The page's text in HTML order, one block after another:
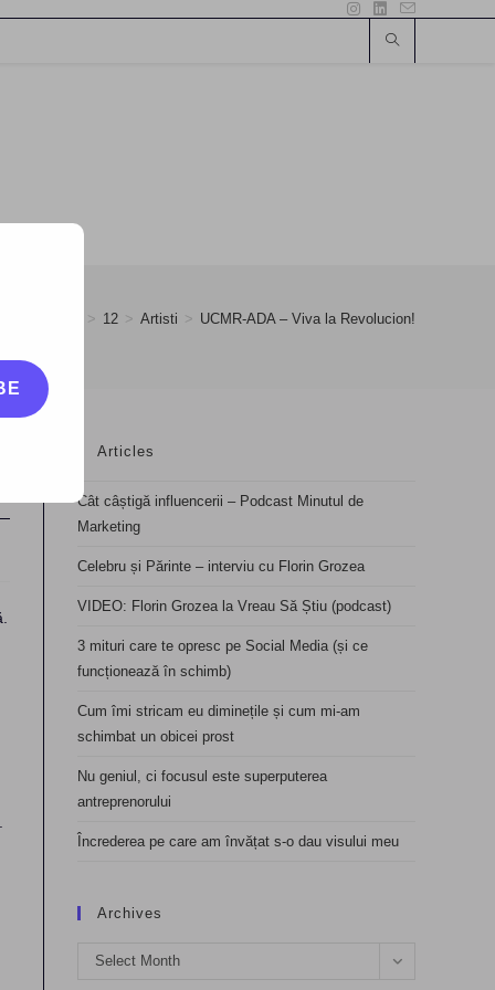
> 12 > Artisti > UCMR-ADA – Viva la Revolucion!
Articles
Cât câștigă influencerii – Podcast Minutul de
Marketing
Celebru și Părinte – interviu cu Florin Grozea
VIDEO: Florin Grozea la Vreau Să Știu (podcast)
3 mituri care te opresc pe Social Media (și ce
funcționează în schimb)
Cum îmi stricam eu diminețile și cum mi-am
schimbat un obicei prost
Nu geniul, ci focusul este superputerea
antreprenorului
Încrederea pe care am învățat s-o dau visului meu
Archives
Archives
Select Month